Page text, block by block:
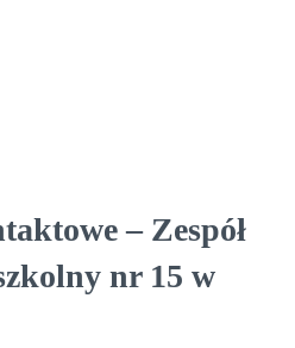
– Zespół
nr 15 w